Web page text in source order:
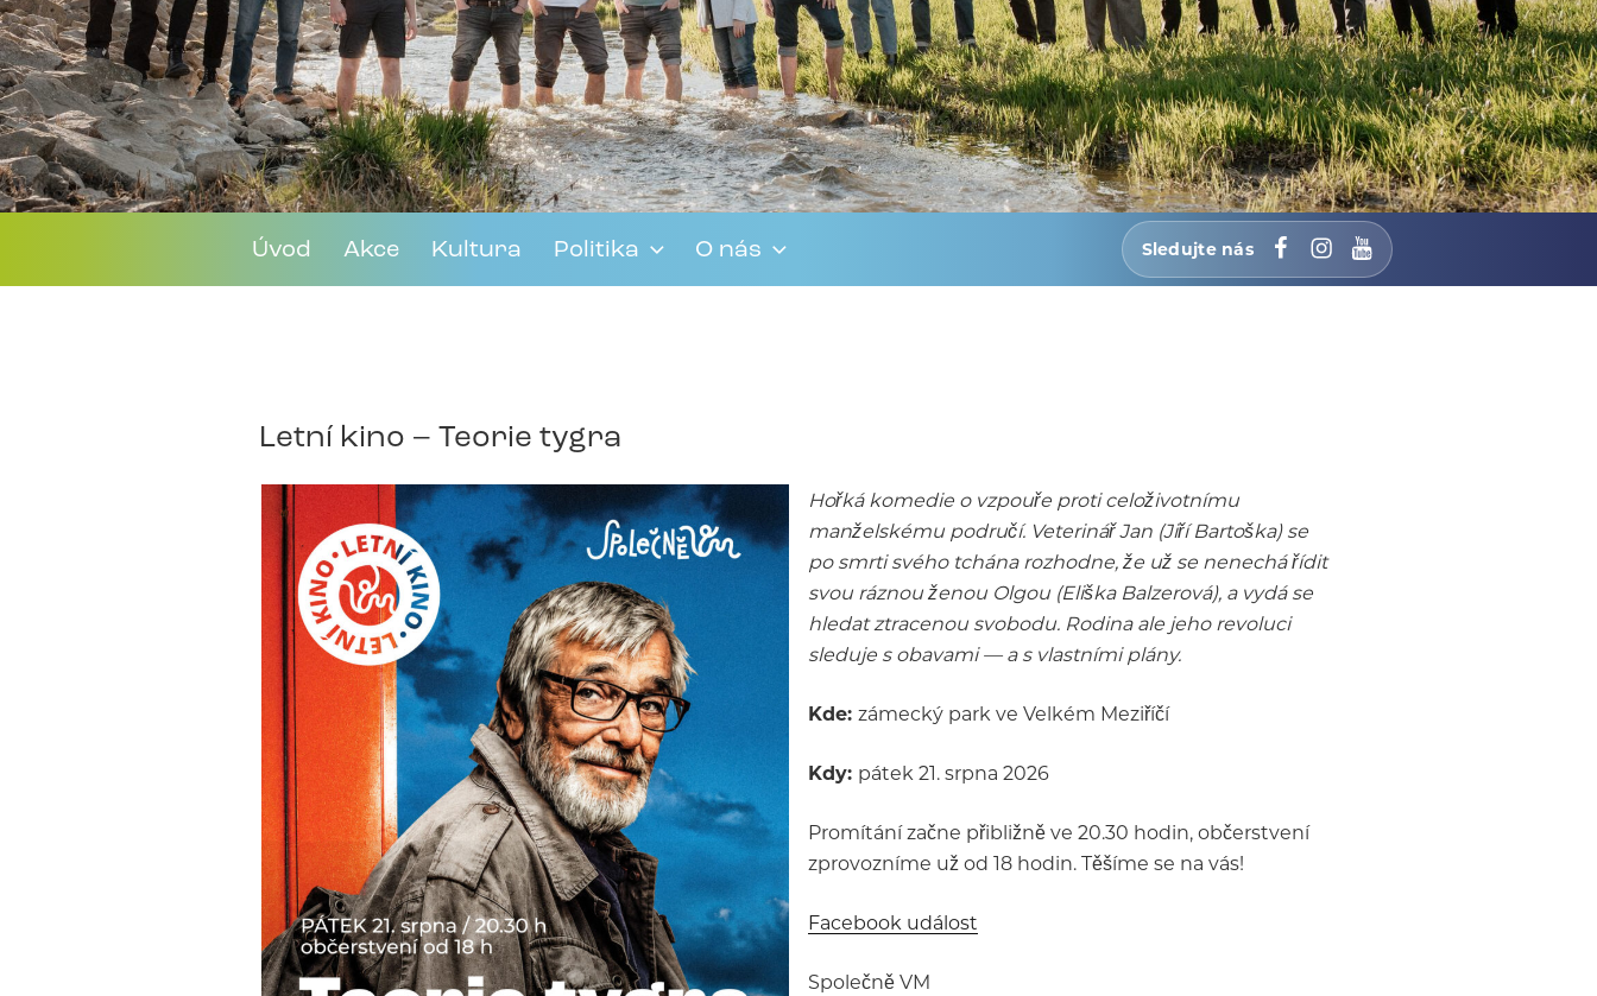
Úvod Akce Kultura Politika O nás Sledujte nás Facebook
Instagram
YouTube
Letní kino – Teorie tygra
Hořká komedie o vzpouře proti celoživotnímu
manželskému područí. Veterinář Jan (Jiří Bartoška) se
po smrti svého tchána rozhodne, že už se nenechá řídit
svou ráznou ženou Olgou (Eliška Balzerová), a vydá se
hledat ztracenou svobodu. Rodina ale jeho revoluci
sleduje s obavami — a s vlastními plány.
Kde: zámecký park ve Velkém Meziříčí
Kdy: pátek 21. srpna 2026
Promítání začne přibližně ve 20.30 hodin, občerstvení
zprovozníme už od 18 hodin. Těšíme se na vás!
Facebook událost
Společně VM